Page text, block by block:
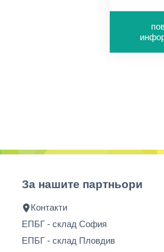
За нашите партньори
Контакти
ЕПБГ - склад София
ЕПБГ - склад Пловдив